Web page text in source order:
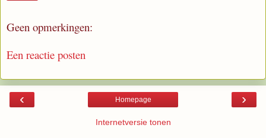
Geen opmerkingen:
Een reactie posten
‹ ›
Homepage
Internetversie tonen